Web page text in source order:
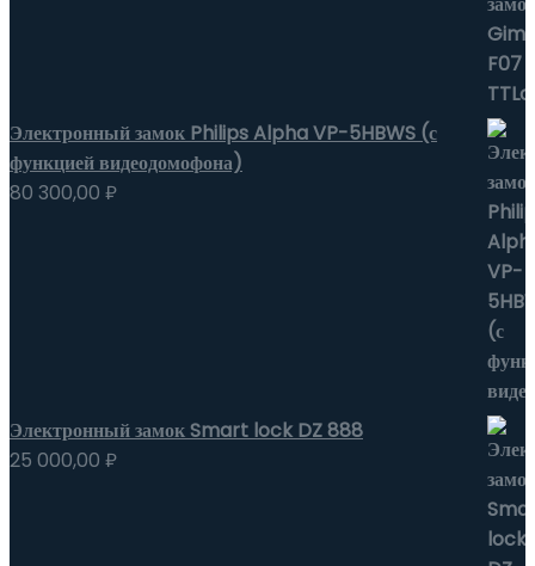
Электронный замок Philips Alpha VP-5HBWS (с
функцией видеодомофона)
80 300,00 ₽
Электронный замок Smart lock DZ 888
25 000,00 ₽